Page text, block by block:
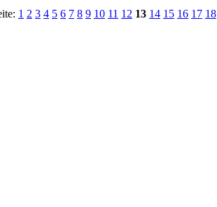
1 2 3 4 5 6 7 8 9 10 11 12 13 14 15 16 17 18